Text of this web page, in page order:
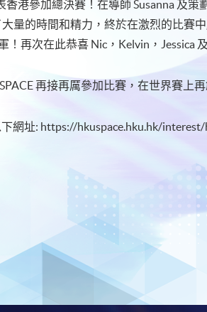
港參加總決賽！在導師 Susanna 及策
量的時間和精力，終於在激烈的比賽
再次在此恭喜 Nic，Kelvin，Jessica 及
再接再厲參加比賽，在世界賽上再
網址: https://hkuspace.hku.hk/